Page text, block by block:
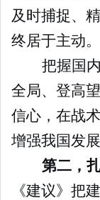
及时捕捉、
终居于主动。
把握国
全局、登高
信心，在战
增强我国发
第二，
《建议》把